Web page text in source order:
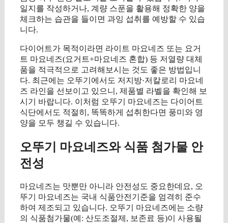
일지를 작성하거나, 계량 스푼을 활용해 정확한 양을
체크하는 습관을 들이면 과잉 섭취를 예방할 수 있습
니다.
다이어트가 목적이라면 라이트 마요네즈 또는 요거
트 마요네즈(요거트+마요네즈 혼합) 등 저열량 대체
품을 적극적으로 고려해보시는 것도 좋은 방법입니
다. 최근에는 오뚜기에서도 저지방·저칼로리 마요네
즈 라인을 선보이고 있으니, 제품별 라벨을 확인해 보
시기 바랍니다. 이처럼 오뚜기 마요네즈는 다이어트
식단에서도 적절히, 똑똑하게 섭취한다면 풍미와 영
양을 모두 챙길 수 있습니다.
오뚜기 마요네즈와 식품 첨가물 안
전성
마요네즈는 맛뿐만 아니라 안전성도 중요한데요, 오
뚜기 마요네즈는 국내 식품안전기준을 엄격히 준수
하여 제조되고 있습니다. 오뚜기 마요네즈에는 소량
의 식품첨가물(예: 산도조절제, 보존료 등)이 사용될